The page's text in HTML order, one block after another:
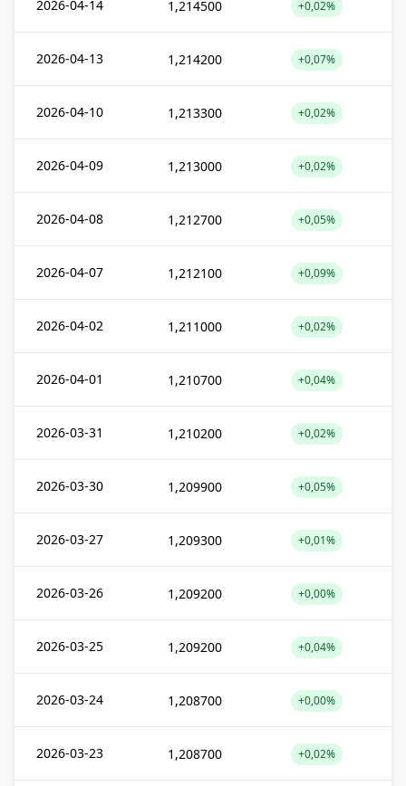
2026-04-14 1,214500 +0,02%
2026-04-13 1,214200 +0,07%
2026-04-10 1,213300 +0,02%
2026-04-09 1,213000 +0,02%
2026-04-08 1,212700 +0,05%
2026-04-07 1,212100 +0,09%
2026-04-02 1,211000 +0,02%
2026-04-01 1,210700 +0,04%
2026-03-31 1,210200 +0,02%
2026-03-30 1,209900 +0,05%
2026-03-27 1,209300 +0,01%
2026-03-26 1,209200 +0,00%
2026-03-25 1,209200 +0,04%
2026-03-24 1,208700 +0,00%
2026-03-23 1,208700 +0,02%